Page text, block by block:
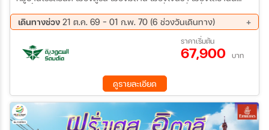
เดินทางช่วง 21 ต.ค. 69 - 01 ก.พ. 70 (6 ช่วงวันเดินทาง)
23 พ.ย. 69 - 30 พ.ย. 69
30 พ.ย. 69 - 07 ธ.ค. 69
07 ธ.ค. 69 - 14 ธ.ค. 69
18 ม.ค. 70 - 25 ม.ค. 70
25 ม.ค. 70 - 01 ก.พ. 70
ราคาเริ่มต้น
67,900 บาท
ดูรายละเอียด